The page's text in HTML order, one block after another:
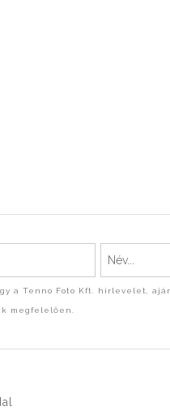
a Tenno Foto Kft. hírlevelet,
megfelelően.